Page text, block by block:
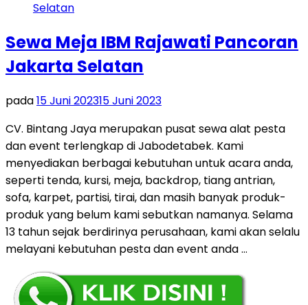
Sewa Meja IBM Rajawati Pancoran
Jakarta Selatan
pada15 Juni 202315 Juni 2023
CV. Bintang Jaya merupakan pusat sewa alat pesta
dan event terlengkap di Jabodetabek. Kami
menyediakan berbagai kebutuhan untuk acara anda,
seperti tenda, kursi, meja, backdrop, tiang antrian,
sofa, karpet, partisi, tirai, dan masih banyak produk-
produk yang belum kami sebutkan namanya. Selama
13 tahun sejak berdirinya perusahaan, kami akan selalu
melayani kebutuhan pesta dan event anda …